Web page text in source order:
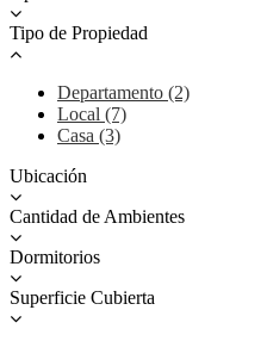
Tipo de Propiedad
Departamento (2)
Local (7)
Casa (3)
Ubicación
Cantidad de Ambientes
Dormitorios
Superficie Cubierta